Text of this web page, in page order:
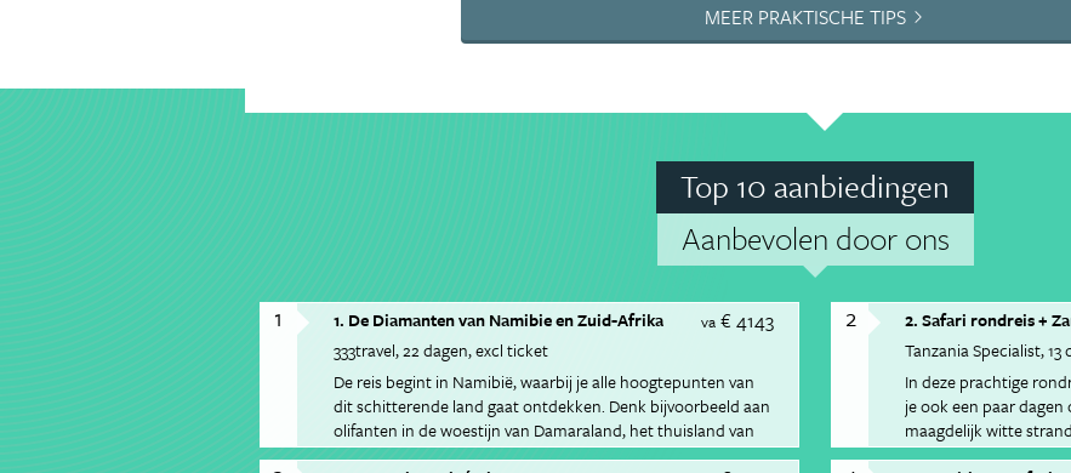
MEER PRAKTISCHE TIPS
Top 10 aanbiedingen
Aanbevolen door ons
1 va€ 4143
1. De Diamanten van Namibie en Zuid-Afrika
333travel 22 dagen excl ticket
De reis begint in Namibië, waarbij je alle hoogtepunten van
dit schitterende land gaat ontdekken. Denk bijvoorbeeld aan
olifanten in de woestijn van Damaraland, het thuisland van
de Himba bevolking.
2
2. Safari rondreis +
Tanzania Specialist 13
In deze prachtige
je ook een paar
maagdelijk witte